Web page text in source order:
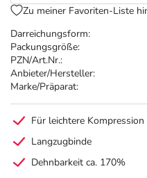
Darreichungsform:
Packungsgröße:
PZN/Art.Nr.:
Anbieter/Hersteller:
Marke/Präparat:
Zu meiner Favoriten-Liste
Für leichtere Kompression
Langzugbinde
Dehnbarkeit ca. 170%